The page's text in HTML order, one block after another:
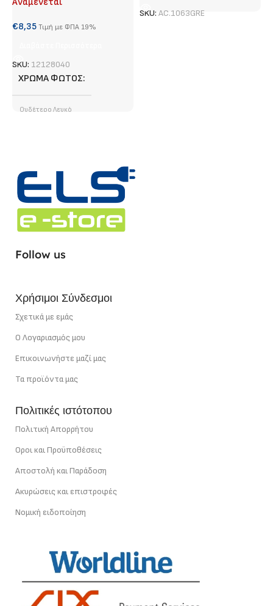
€8,35 Τιμή με ΦΠΑ 19%
SKU: 12128040
ΧΡΏΜΑ ΦΩΤΌΣ
Ουδέτερο Λευκό
1400 lm/ m
ΤΎΠΟΣ LED CHIP SMD
SKU: AC.1063GRE
Follow us
Χρήσιμοι Σύνδεσμοι
Σχετικά με εμάς
Ο Λογαριασμός μου
Επικοινωνήστε μαζί μας
Τα προϊόντα μας
Πολιτικές ιστότοπου
Πολιτική Απορρήτου
Οροι και Προϋποθέσεις
Αποστολή και Παράδοση
Ακυρώσεις και επιστροφές
Νομική ειδοποίηση